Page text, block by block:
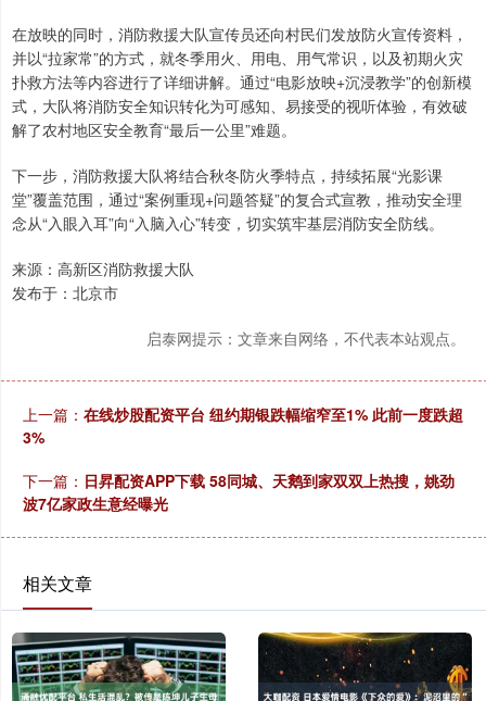
在放映的同时，消防救援大队宣传员还向村民们发放防火宣传资料，
并以“拉家常”的方式，就冬季用火、用电、用气常识，以及初期火灾
扑救方法等内容进行了详细讲解。通过“电影放映+沉浸教学”的创新模
式，大队将消防安全知识转化为可感知、易接受的视听体验，有效破
解了农村地区安全教育“最后一公里”难题。
下一步，消防救援大队将结合秋冬防火季特点，持续拓展“光影课
堂”覆盖范围，通过“案例重现+问题答疑”的复合式宣教，推动安全理
念从“入眼入耳”向“入脑入心”转变，切实筑牢基层消防安全防线。
来源：高新区消防救援大队
发布于：北京市
启泰网提示：文章来自网络，不代表本站观点。
上一篇： 在线炒股配资平台 纽约期银跌幅缩窄至1% 此前一度跌超
3%
下一篇： 日昇配资APP下载 58同城、天鹅到家双双上热搜，姚劲
波7亿家政生意经曝光
相关文章